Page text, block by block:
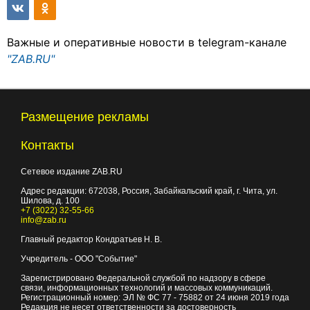
Важные и оперативные новости в telegram-канале
"ZAB.RU"
Размещение рекламы
Контакты
Сетевое издание ZAB.RU
Адрес редакции: 672038, Россия, Забайкальский край, г. Чита, ул.
Шилова, д. 100
+7 (3022) 32-55-66
info@zab.ru
Главный редактор Кондратьев Н. В.
Учредитель - ООО "Событие"
Зарегистрировано Федеральной службой по надзору в сфере
связи, информационных технологий и массовых коммуникаций.
Регистрационный номер: ЭЛ № ФС 77 - 75882 от 24 июня 2019 года
Редакция не несет ответственности за достоверность